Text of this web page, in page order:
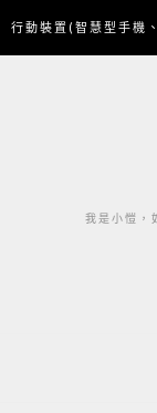
行動裝置(智慧型手機
我是小愷，